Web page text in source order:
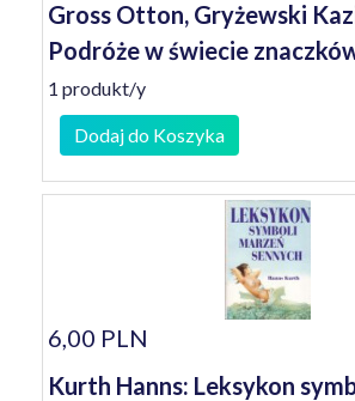
Gross Otton, Gryżewski
Podróże w świecie
1 produkt/y
Dodaj do Koszyka
6,00 PLN
Kurth Hanns: Leksykon